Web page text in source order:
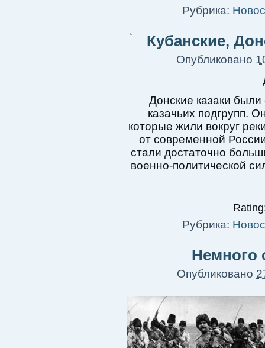
Рубрика:
Кубанские,
Опубликовано
Донские казаки
казачьих подгрупп.
которые жили вокруг
от современной
стали достаточно
военно-политической
Рубрика:
Немного
Опубликовано